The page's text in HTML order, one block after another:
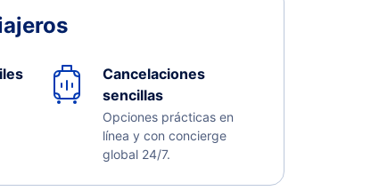
Cancelaciones
sencillas
Opciones prácticas en
línea y con concierge
global 24/7.